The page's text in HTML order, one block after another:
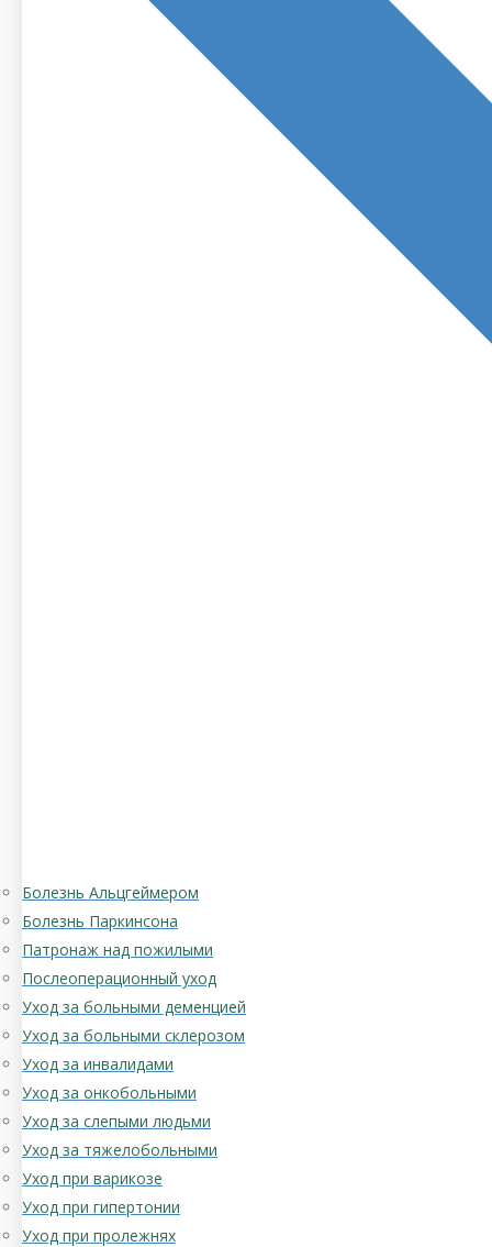
Болезнь Альцгеймером
Болезнь Паркинсона
Патронаж над пожилыми
Послеоперационный уход
Уход за больными деменцией
Уход за больными склерозом
Уход за инвалидами
Уход за онкобольными
Уход за слепыми людьми
Уход за тяжелобольными
Уход при варикозе
Уход при гипертонии
Уход при пролежнях